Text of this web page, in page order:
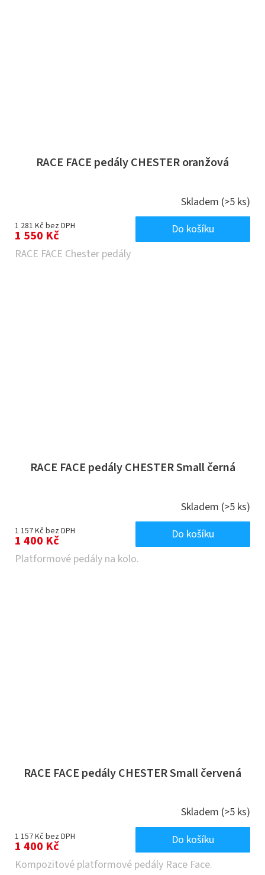
RACE FACE pedály CHESTER oranžová
Skladem (>5 ks)
1 281 Kč bez DPH
1 550 Kč
Do košíku
RACE FACE Chester pedály
RACE FACE pedály CHESTER Small černá
Skladem (>5 ks)
1 157 Kč bez DPH
1 400 Kč
Do košíku
Platformové pedály na kolo.
RACE FACE pedály CHESTER Small červená
Skladem (>5 ks)
1 157 Kč bez DPH
1 400 Kč
Do košíku
Kompozitové platformové pedály Race Face.